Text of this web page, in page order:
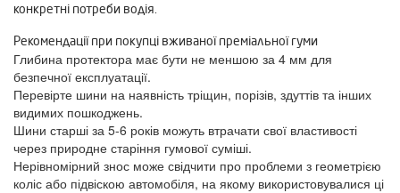
конкретні потреби водія.
Рекомендації при покупці вживаної преміальної гуми
Глибина протектора має бути не меншою за 4 мм для
безпечної експлуатації.
Перевірте шини на наявність тріщин, порізів, здуттів та інших
видимих пошкоджень.
Шини старші за 5-6 років можуть втрачати свої властивості
через природне старіння гумової суміші.
Нерівномірний знос може свідчити про проблеми з геометрією
коліс або підвіскою автомобіля, на якому використовувалися ці